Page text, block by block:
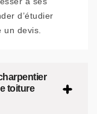
d’étudier
un devis.
toiture